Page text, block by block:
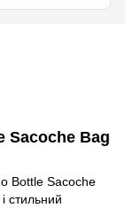
Sacoche Bag
Bottle Sacoche
стильний